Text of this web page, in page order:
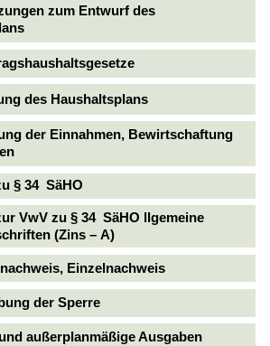
zum Entwurf des
des Haushaltsplans
der Einnahmen, Bewirtschaftung
§ 34 SäHO
VwV zu § 34 SäHO llgemeine
(Zins – A)
Einzelnachweis
der Sperre
außerplanmäßige Ausgaben